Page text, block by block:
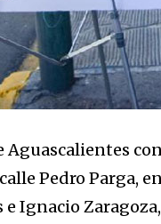
Pedro Parga,
Ignacio